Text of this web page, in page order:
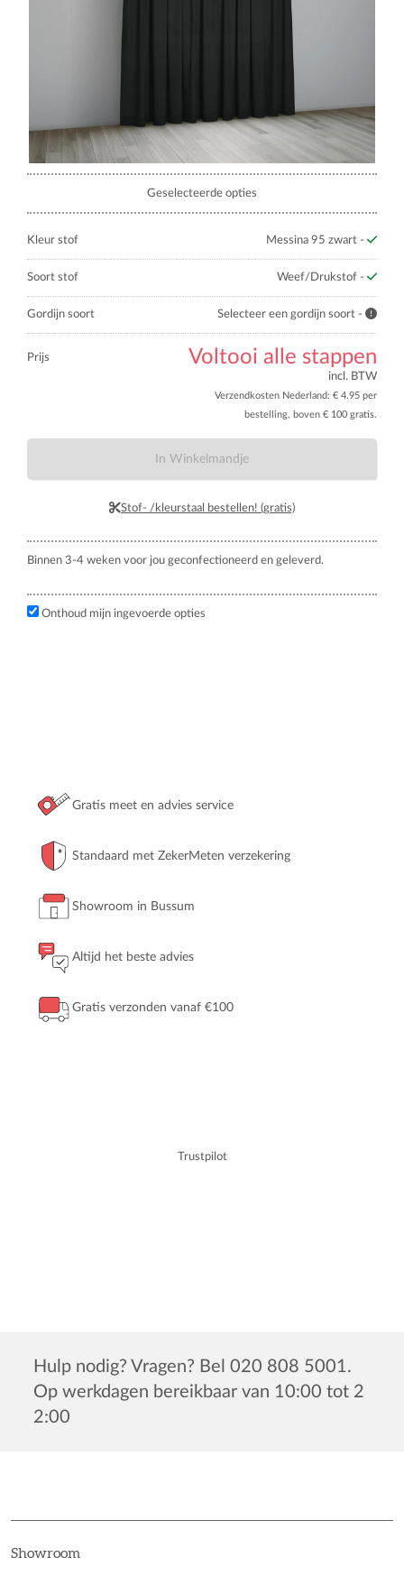
Geselecteerde opties
Kleur stof Messina 95 zwart -
Soort stof Weef/Drukstof -
Gordijn soort Selecteer een gordijn soort -
Prijs Voltooi alle stappen
incl. BTW
Verzendkosten Nederland: € 4.95 per
bestelling, boven € 100 gratis.
In Winkelmandje
Stof- /kleurstaal bestellen! (gratis)
Binnen 3-4 weken voor jou geconfectioneerd en geleverd.
Onthoud mijn ingevoerde opties
Gratis meet en advies service
Standaard met ZekerMeten verzekering
Showroom in Bussum
Altijd het beste advies
Gratis verzonden vanaf €100
Trustpilot
Hulp nodig? Vragen? Bel 020 808 5001.
Op werkdagen bereikbaar van 10:00 tot 2
2:00
Showroom